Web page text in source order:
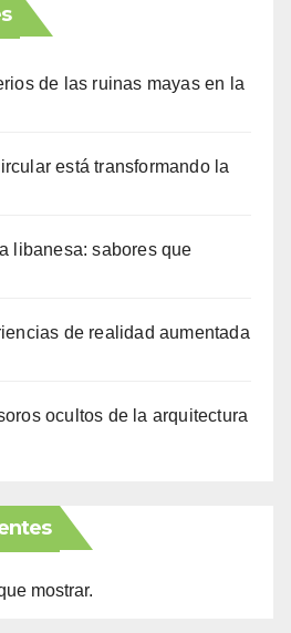
de las ruinas mayas en la
está transformando la
libanesa: sabores que
de realidad aumentada
ocultos de la arquitectura
mostrar.